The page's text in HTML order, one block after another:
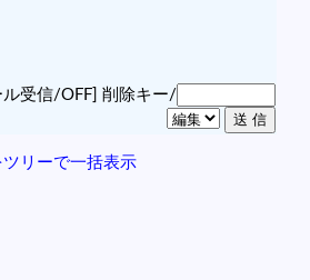
受信/OFF] 削除キー/
リーで一括表示